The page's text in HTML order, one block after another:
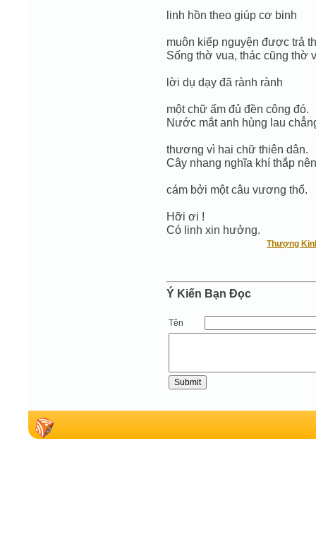
linh hồn theo giúp cơ binh
muôn kiếp nguyện được trả
Sống thờ vua, thác cũng thờ
lời dụ dạy đã rành rành
một chữ ấm đủ đền công đó.
Nước mắt anh hùng lau
thương vì hai chữ thiên dân.
Cây nhang nghĩa khí thắp
cám bởi một câu vương thổ.
Hỡi ơi !
Có linh xin hưởng.
Thượng
Ý Kiến Bạn Ðọc
Tên